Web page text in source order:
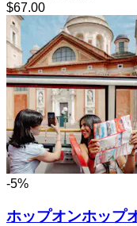
$67.00
-5%
ホップオンホップ